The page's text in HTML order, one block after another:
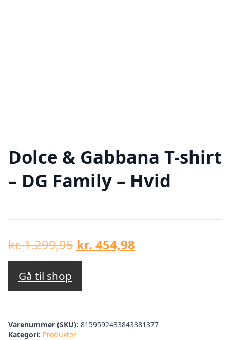
Dolce & Gabbana T-shirt
– DG Family – Hvid
kr.1.299,95 Den
oprindelige
var:
kr. 1.299,95.
kr. 454,98
kr. 454,98.
Gå til shop
Varenummer (SKU): 8159592433843381377
Kategori: Produkter